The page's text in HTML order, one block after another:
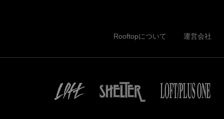
Rooftopについて 運営会社